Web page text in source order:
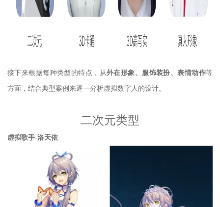
接下来根据每种类型的特点，从外在形象、服饰装扮、表情动作等
方面，结合典型案例来逐一分析虚拟数字人的设计。
二次元类型
虚拟歌手-洛天依